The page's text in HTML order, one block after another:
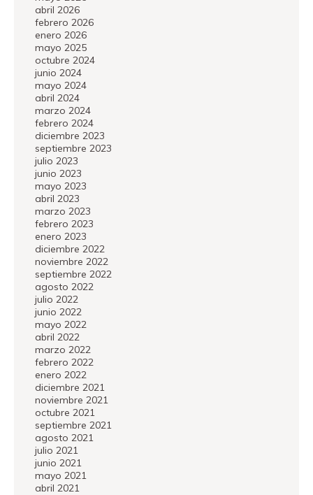
abril 2026
febrero 2026
enero 2026
mayo 2025
octubre 2024
junio 2024
mayo 2024
abril 2024
marzo 2024
febrero 2024
diciembre 2023
septiembre 2023
julio 2023
junio 2023
mayo 2023
abril 2023
marzo 2023
febrero 2023
enero 2023
diciembre 2022
noviembre 2022
septiembre 2022
agosto 2022
julio 2022
junio 2022
mayo 2022
abril 2022
marzo 2022
febrero 2022
enero 2022
diciembre 2021
noviembre 2021
octubre 2021
septiembre 2021
agosto 2021
julio 2021
junio 2021
mayo 2021
abril 2021